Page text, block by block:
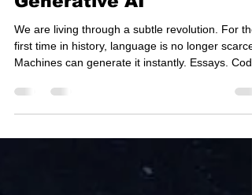
Thinking: Why It Matters
More in the Age of
Generative AI
We are living through a subtle revolution. For the
Strategy memos. Marketing copy. Even poetry
producing words has collapsed. And yet,